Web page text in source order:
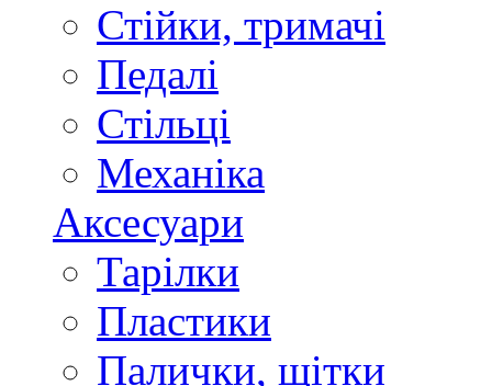
Стійки, тримачі
Педалі
Стільці
Механіка
Аксесуари
Тарілки
Пластики
Палички, щітки